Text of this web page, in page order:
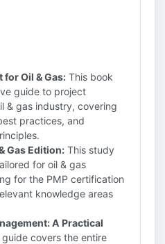
for Oil & Gas: This book
guide to project
& gas industry, covering
practices, and
Gas Edition: This study
for oil & gas
for the PMP certification
knowledge areas
A Practical
covers the entire